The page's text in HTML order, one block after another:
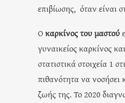
επιβίωσης, όταν είναι
Οκαρκίνος του μαστού
γυναικείος καρκίνος
στατιστικά στοιχεία 1
πιθανότητα να νοσήσει
ζωής της. Το 2020